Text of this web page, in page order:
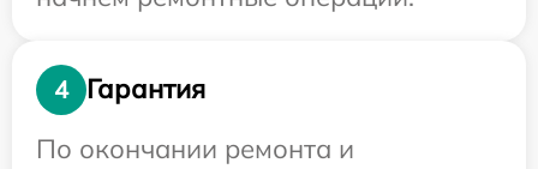
4
Гарантия
По окончании ремонта и